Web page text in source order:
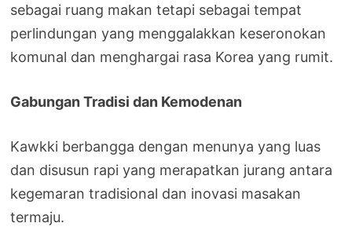
sebagai ruang makan tetapi sebagai tempat
perlindungan yang menggalakkan keseronokan
komunal dan menghargai rasa Korea yang rumit.
Gabungan Tradisi dan Kemodenan
Kawkki berbangga dengan menunya yang luas
dan disusun rapi yang merapatkan jurang antara
kegemaran tradisional dan inovasi masakan
termaju.